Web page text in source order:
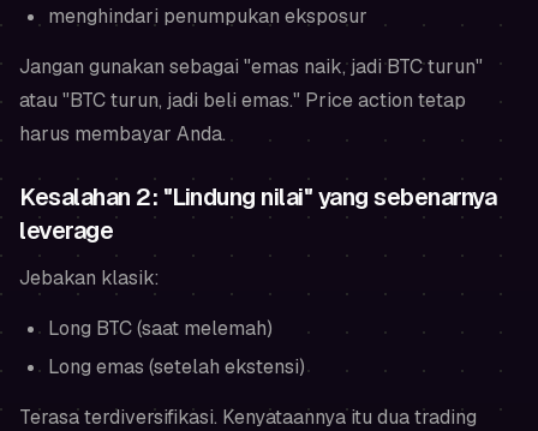
menghindari penumpukan eksposur
Jangan gunakan sebagai "emas naik, jadi BTC turun"
atau "BTC turun, jadi beli emas." Price action tetap
harus membayar Anda.
Kesalahan 2: "Lindung nilai" yang sebenarnya
leverage
Jebakan klasik:
Long BTC (saat melemah)
Long emas (setelah ekstensi)
Terasaterdiversifikasi. Kenyataannya itu dua trading